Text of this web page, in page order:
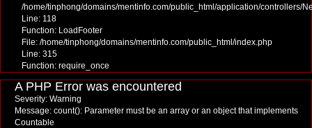
/home/tinphong/domains/mentinfo.com/public_html/application/controllers/
Line: 118
Function: LoadFooter
File: /home/tinphong/domains/mentinfo.com/public_html/index.php
Line: 315
Function: require_once
A PHP Error was encountered
Severity: Warning
Message: count(): Parameter must be an array or an object that implements
Countable